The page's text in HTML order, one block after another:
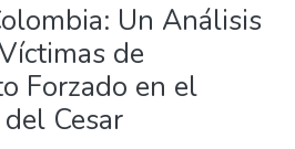
Un Análisis
de
Forzado en el
Cesar